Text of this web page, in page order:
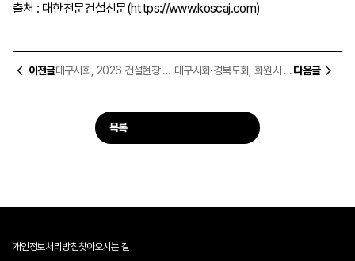
출처 : 대한전문건설신문(https://www.koscaj.com)
이전글 대구시회, 2026 건설현장 노무역량 도약전략·분쟁대응 강습회 개최 대구시회·경북도회, 회원사 불공정 하도급 일대일 개별 상담회 실시다음글
목록
개인정보처리방침찾아오시는 길